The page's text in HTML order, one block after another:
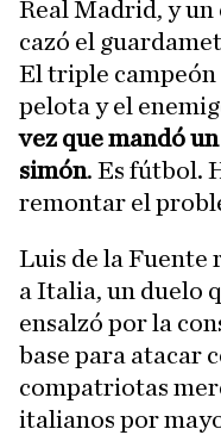
Real Madrid, y
cazó el
El triple campeón
pelota y el
vez que mandó
simón. Es fútbol.
remontar el
Luis de la Fuente
a Italia, un duelo
ensalzó por la
base para atacar
compatriotas
italianos por